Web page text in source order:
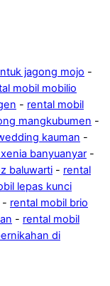
jagong mojo -
mobil mobilio
- rental mobil
mangkubumen -
kauman -
banyuanyar -
baluwarti - rental
lepas kunci
- rental mobil brio
- rental mobil
di